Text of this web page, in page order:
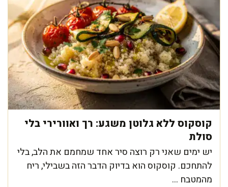
קוסקוס ללא גלוטן משגע: רך ואוורירי בלי
סולת
יש ימים שאני רק רוצה סיר אחד שמחמם את הלב, בלי
להתחכם. קוסקוס הוא בדיוק הדבר הזה בשבילי, ריח
מהמטבח ...